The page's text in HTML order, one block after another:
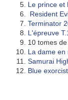
Le prince et
Resident
Terminator
L'épreuve
10 tomes de
La dame en
Samurai
Blue